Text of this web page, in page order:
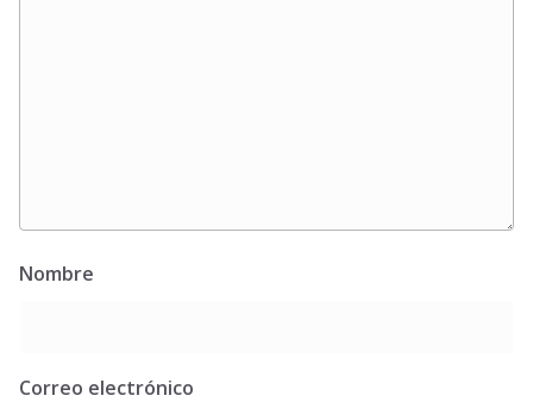
Nombre
Correo electrónico